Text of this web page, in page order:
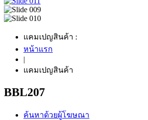
แคมเปญสินค้า :
หน้าแรก
|
แคมเปญสินค้า
BBL207
ค้นหาด้วยผู้โฆษณา